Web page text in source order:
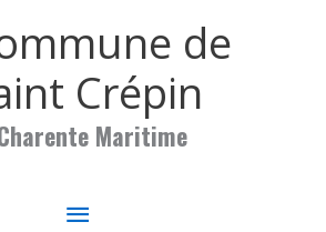
de
Crépin
Maritime
MENU